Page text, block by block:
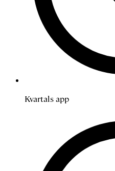
Kvartals app